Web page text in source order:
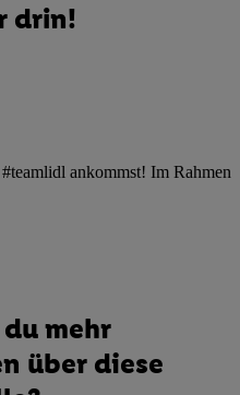
drin!
ankommst! Im Rahmen
mehr
über diese